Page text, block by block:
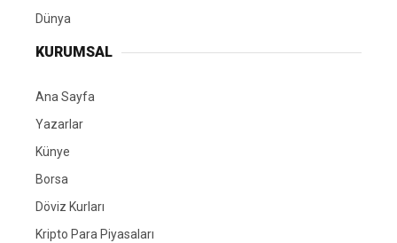
Dünya
KURUMSAL
Ana Sayfa
Yazarlar
Künye
Borsa
Döviz Kurları
Kripto Para Piyasaları